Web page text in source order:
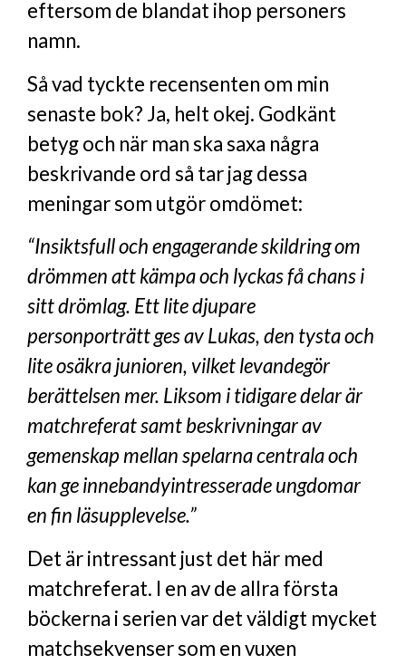
eftersom de blandat ihop personers
namn.
Så vad tyckte recensenten om min
senaste bok? Ja, helt okej. Godkänt
betyg och när man ska saxa några
beskrivande ord så tar jag dessa
meningar som utgör omdömet:
“Insiktsfull och engagerande skildring om
drömmen att kämpa och lyckas få chans i
sitt drömlag. Ett lite djupare
personporträtt ges av Lukas, den tysta och
lite osäkra junioren, vilket levandegör
berättelsen mer. Liksom i tidigare delar är
matchreferat samt beskrivningar av
gemenskap mellan spelarna centrala och
kan ge innebandyintresserade ungdomar
en fin läsupplevelse.”
Det är intressant just det här med
matchreferat. I en av de allra första
böckerna i serien var det väldigt mycket
matchsekvenser som en vuxen